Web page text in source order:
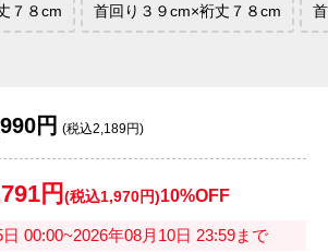
７８cm 首回り３９cm×裄丈７８cm
円 (税込2,189円)
円 (税込1,970円)10%OFF
00:00~2026年08月10日 23:59まで